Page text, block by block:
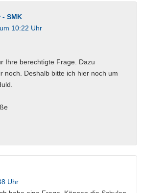
- SMK
10:22 Uhr
Ihre berechtigte Frage. Dazu
noch. Deshalb bitte ich hier noch um
Uhr